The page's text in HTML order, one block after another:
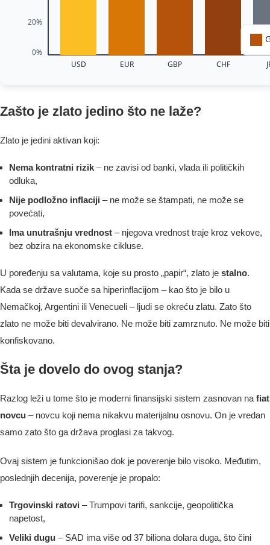
0%
20%
USD EUR GBP CHF
Zašto je zlato jedino što ne laže?
Zlato je jedini aktivan koji:
Nema kontratni rizik – ne zavisi od banki, vlada ili političkih
odluka,
Nije podložno inflaciji – ne može se štampati, ne može se
povećati,
Ima unutrašnju vrednost – njegova vrednost traje kroz vekove,
bez obzira na ekonomske cikluse.
U poređenju sa valutama, koje su prosto „papir“, zlato je stalno.
Kada se države suoče sa hiperinflacijom – kao što je bilo u
Nemačkoj, Argentini ili Venecueli – ljudi se okreću zlatu. Zato što
zlato ne može biti devalvirano. Ne može biti zamrznuto. Ne može biti
konfiskovano.
Šta je dovelo do ovog stanja?
Razlog leži u tome što je moderni finansijski sistem zasnovan na fiat
novcu – novcu koji nema nikakvu materijalnu osnovu. On je vredan
samo zato što ga država proglasi za takvog.
Ovaj sistem je funkcionišao dok je poverenje bilo visoko. Međutim,
poslednjih decenija, poverenje je propalo:
Trgovinski ratovi – Trumpovi tarifi, sankcije, geopolitička
napetost,
Veliki dugu – SAD ima više od 37 biliona dolara duga, što čini